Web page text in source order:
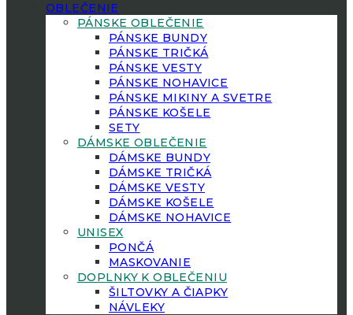
OBLEČENIE
PÁNSKE OBLEČENIE
PÁNSKE BUNDY
PÁNSKE TRIČKÁ
PÁNSKE VESTY
PÁNSKE NOHAVICE
PÁNSKE MIKINY A SVETRE
PÁNSKE KOŠELE
SETY
DÁMSKE OBLEČENIE
DÁMSKE BUNDY
DÁMSKE TRIČKÁ
DÁMSKE VESTY
DÁMSKE KOŠELE
DÁMSKE NOHAVICE
UNISEX
PONČÁ
MASKOVANIE
DOPLNKY K OBLEČENIU
ŠILTOVKY A ČIAPKY
NÁVLEKY